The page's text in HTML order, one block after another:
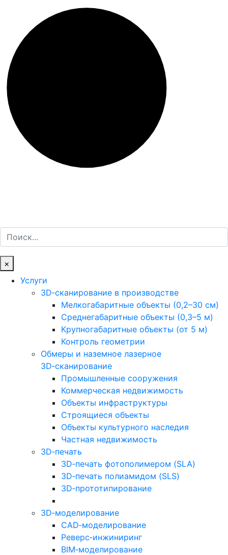
Поиск
×
Услуги
3D‑сканирование в производстве
Мелкогабаритные объекты (0,2–30 см)
Среднегабаритные объекты (0,3–5 м)
Крупногабаритные объекты (от 5 м)
Контроль геометрии
Обмеры и наземное лазерное
3D‑сканирование
Промышленные сооружения
Коммерческая недвижимость
Объекты инфраструктуры
Строящиеся объекты
Объекты культурного наследия
Частная недвижимость
3D‑печать
3D‑печать фотополимером (SLA)
3D‑печать полиамидом (SLS)
3D‑прототипирование
3D‑моделирование
CAD‑моделирование
Реверс‑инжиниринг
BIM‑моделирование